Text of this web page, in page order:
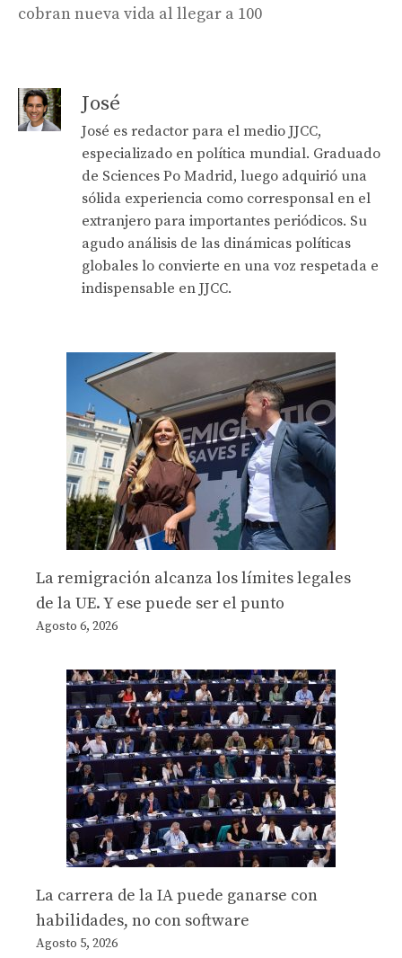
cobran nueva vida al llegar a 100
José
José es redactor para el medio JJCC,
especializado en política mundial. Graduado
de Sciences Po Madrid, luego adquirió una
sólida experiencia como corresponsal en el
extranjero para importantes periódicos. Su
agudo análisis de las dinámicas políticas
globales lo convierte en una voz respetada e
indispensable en JJCC.
La remigración alcanza los límites legales
de la UE. Y ese puede ser el punto
Agosto 6, 2026
La carrera de la IA puede ganarse con
habilidades, no con software
Agosto 5, 2026